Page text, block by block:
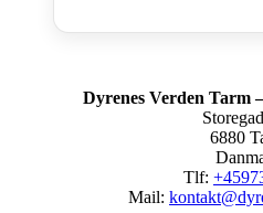
Dyrenes Verden Tarm
6880
Tlf:
Mail: